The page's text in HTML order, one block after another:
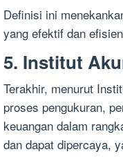
Definisi ini
yang efektif dan
5. Institut
Terakhir, menurut
proses pengukuran,
keuangan dalam
dan dapat dipercaya,